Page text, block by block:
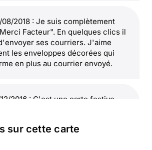
08/2018 : Je suis complètement
Facteur". En quelques clics il
ses courriers. J'aime
les enveloppes décorées qui
en plus au courrier envoyé.
12/2016 : C'est une carte festive,
sur cette carte